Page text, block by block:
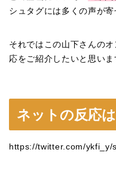
シュタグには多くの声が寄
それではこの山下さんの
応をご紹介したいと思いま
ネットの反応
https://twitter.com/